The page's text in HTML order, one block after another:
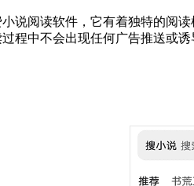
说阅读软件，它有着独特的阅
程中不会出现任何广告推送或